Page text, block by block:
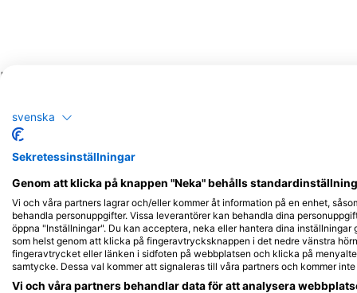
Potentiella observationer av vilda djur
Alamy-WaterFrame
Muräna
iStock-Global_Pics
svenska
Sekretessinställningar
Genom att klicka på knappen "Neka" behålls
Vi och våra partners lagrar och/eller kommer åt information på en enhet,
behandla personuppgifter. Vissa leverantörer kan behandla dina
öppna "Inställningar". Du kan acceptera, neka eller hantera dina
som helst genom att klicka på fingeravtrycksknappen i det nedre vänstra
fingeravtrycket eller länken i sidfoten på webbplatsen och klicka på
samtycke. Dessa val kommer att signaleras till våra partners och kommer
Vi och våra partners behandlar data för att analysera